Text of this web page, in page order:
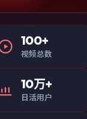
100+
视频总数
10万+
日活用户